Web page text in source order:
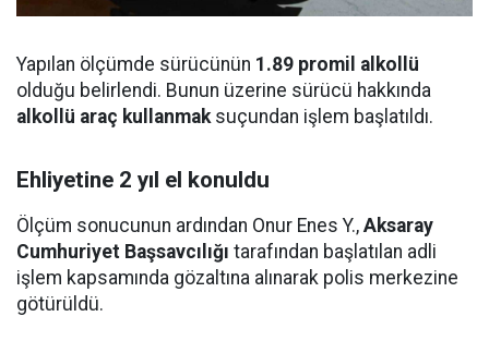
Yapılan ölçümde sürücünün 1.89 promil alkollü
olduğu belirlendi. Bunun üzerine sürücü hakkında
alkollü araç kullanmaksuçundan işlem başlatıldı.
Ehliyetine 2 yıl el konuldu
Ölçüm sonucunun ardından Onur Enes Y., Aksaray
Cumhuriyet Başsavcılığı tarafından başlatılan adli
işlem kapsamında gözaltına alınarak polis merkezine
götürüldü.